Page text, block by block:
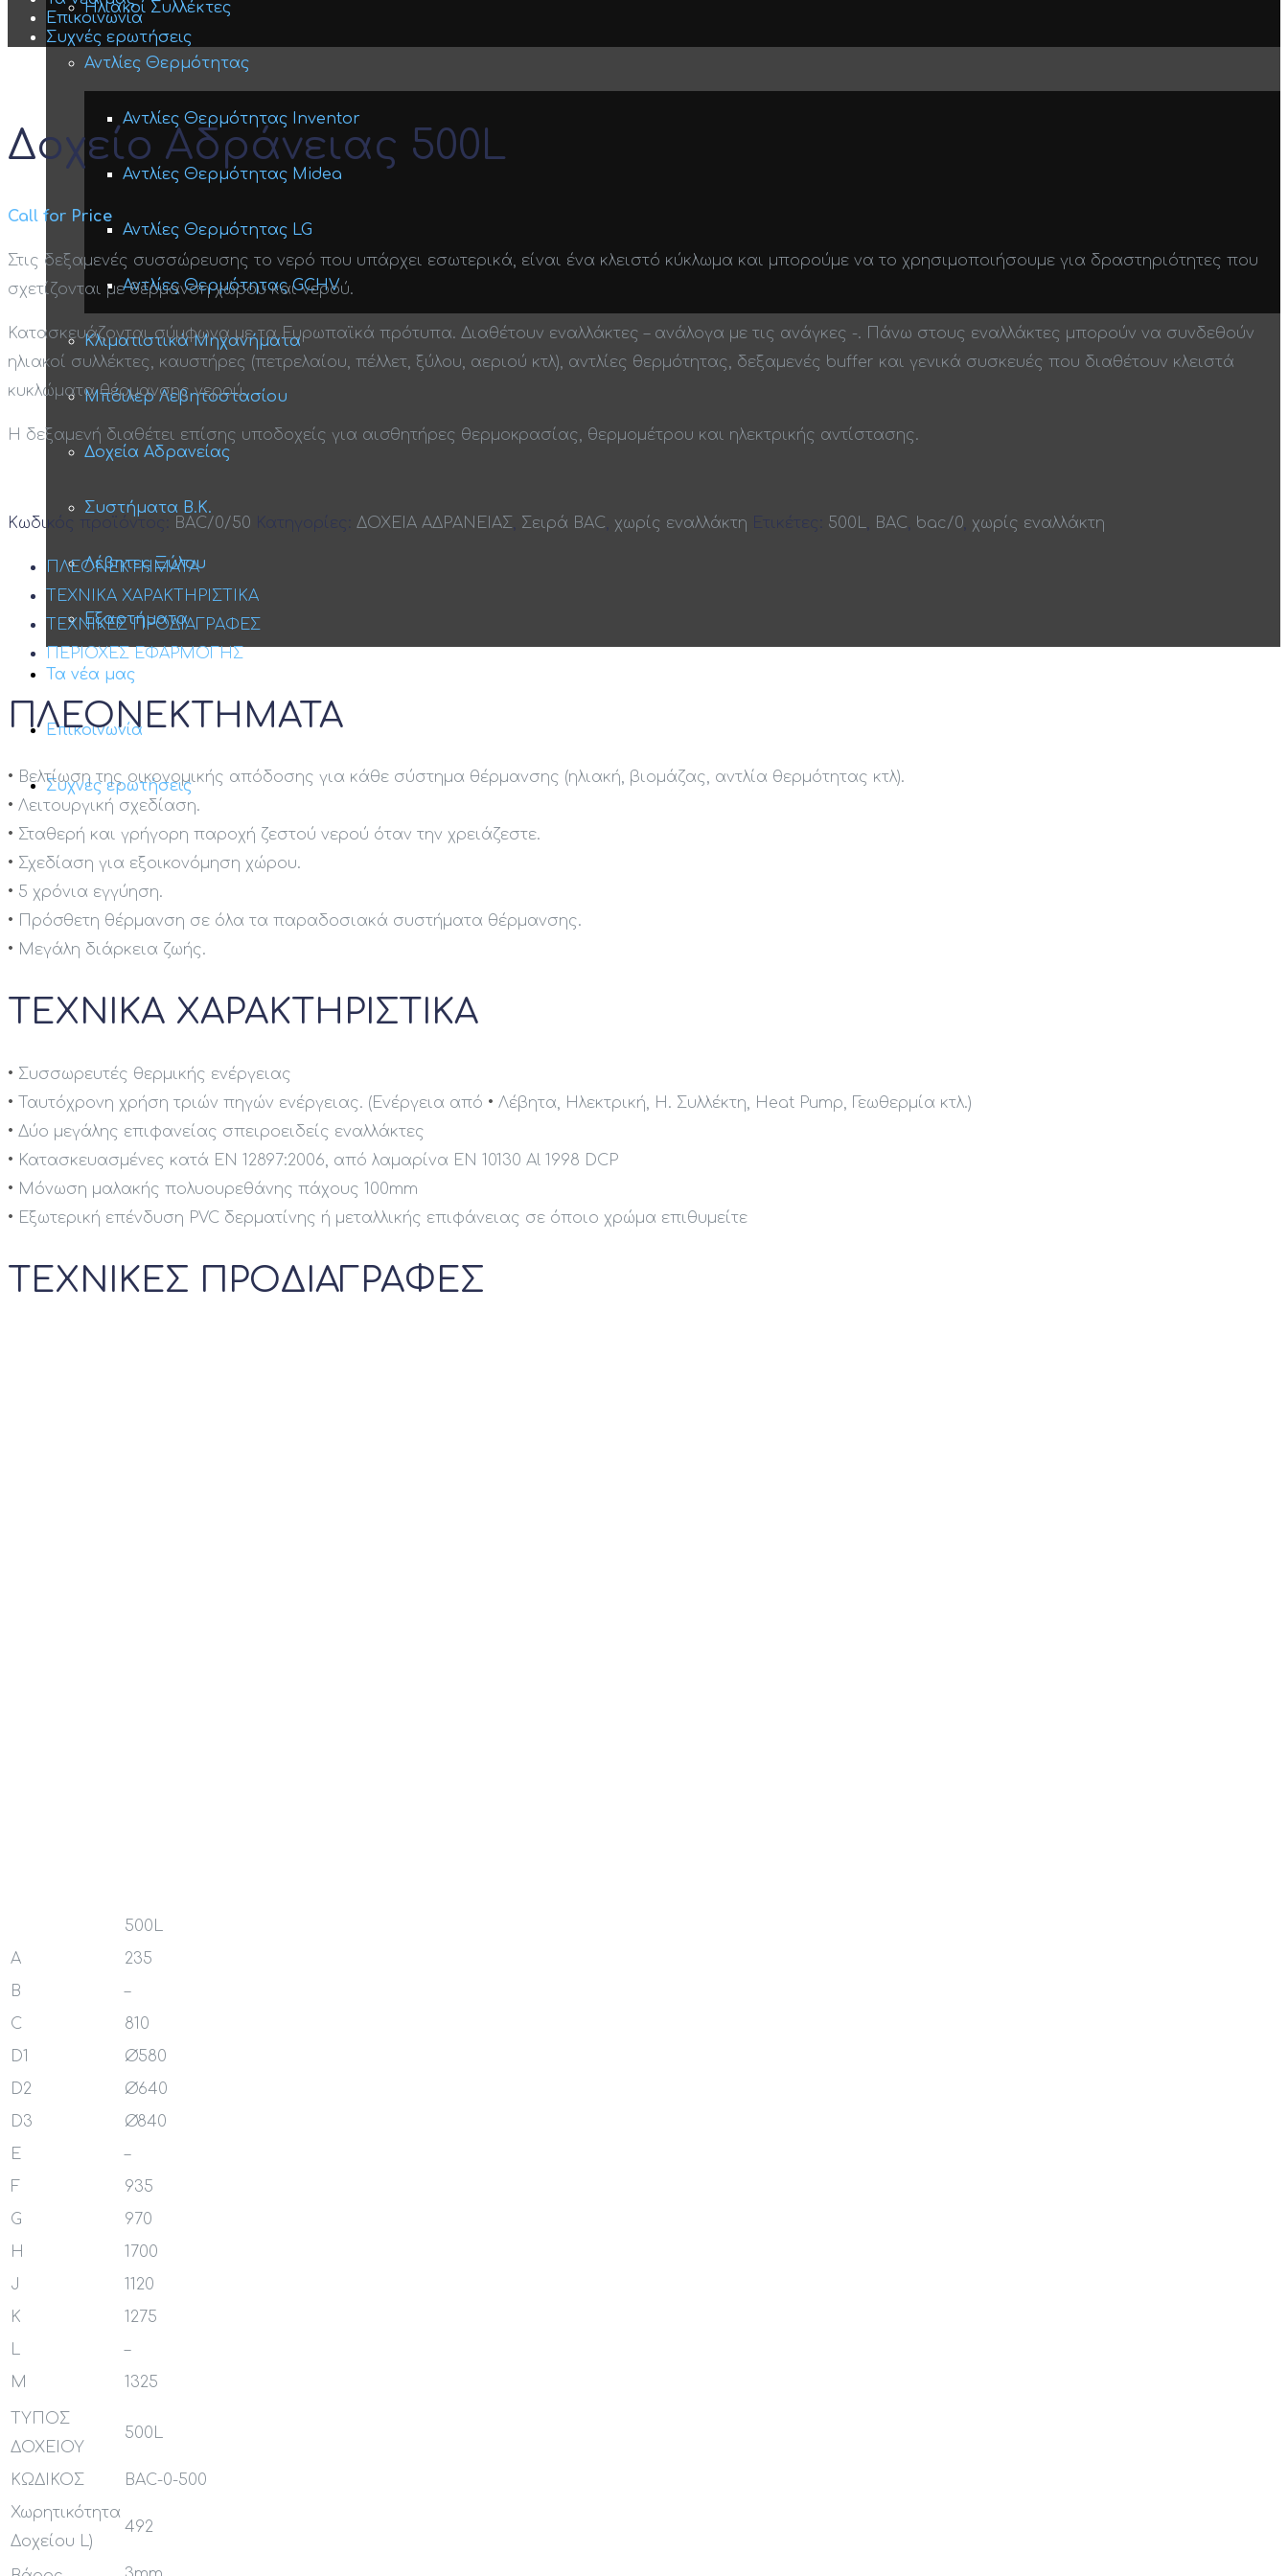
Ηλιακοί Συλλέκτες
Αντλίες Θερμότητας
Αντλίες Θερμότητας Inventor
Αντλίες Θερμότητας Midea
Αντλίες Θερμότητας LG
Αντλίες Θερμότητας GCHV
Κλιματιστικά Μηχανήματα
Μπόιλερ Λεβητοστασίου
Δοχεία Αδρανείας
Συστήματα Β.Κ.
Λέβητες Ξύλου
Εξαρτήματα
Τα νέα μας
Επικοινωνία
Συχνές ερωτήσεις
Επικοινωνία
Συχνές ερωτήσεις
Δοχείο Αδράνειας 500L
Call for Price
Στις δεξαμενές συσσώρευσης το νερό που υπάρχει εσωτερικά, είναι ένα κλειστό κύκλωμα και μπορούμε να το χρησιμοποιήσουμε για δραστηριότητες που
σχετίζονται με θέρμανση χώρου και νερού.
Κατασκευάζονται σύμφωνα με τα Ευρωπαϊκά πρότυπα. Διαθέτουν εναλλάκτες – ανάλογα με τις ανάγκες -. Πάνω στους εναλλάκτες μπορούν να συνδεθούν
ηλιακοί συλλέκτες, καυστήρες (πετρελαίου, πέλλετ, ξύλου, αεριού κτλ), αντλίες θερμότητας, δεξαμενές buffer και γενικά συσκευές που διαθέτουν κλειστά
κυκλώματα θέρμανσης νερού.
H δεξαμενή διαθέτει επίσης υποδοχείς για αισθητήρες θερμοκρασίας, θερμομέτρου και ηλεκτρικής αντίστασης.
Κωδικός προϊόντος: BAC/0/50 Κατηγορίες: ΔΟΧΕΙΑ ΑΔΡΑΝΕΙΑΣ Σειρά BAC χωρίς εναλλάκτη Ετικέτες: 500L BAC bac/0 χωρίς εναλλάκτη
ΠΛΕΟΝΕΚΤΗΜΑΤΑ
ΤΕΧΝΙΚΑ ΧΑΡΑΚΤΗΡΙΣΤΙΚΑ
ΤΕΧΝΙΚΕΣ ΠΡΟΔΙΑΓΡΑΦΕΣ
ΠΕΡΙΟΧΕΣ ΕΦΑΡΜΟΓΗΣ
ΠΛΕΟΝΕΚΤΗΜΑΤΑ
• Βελτίωση της οικονομικής απόδοσης για κάθε σύστημα θέρμανσης (ηλιακή, βιομάζας, αντλία θερμότητας κτλ).
• Λειτουργική σχεδίαση.
• Σταθερή και γρήγορη παροχή ζεστού νερού όταν την χρειάζεστε.
• Σχεδίαση για εξοικονόμηση χώρου.
• 5 χρόνια εγγύηση.
•
Πρόσθετη θέρμανση σε όλα τα παραδοσιακά συστήματα θέρμανσης.
• Μεγάλη διάρκεια ζωής.
ΤΕΧΝΙΚΑ ΧΑΡΑΚΤΗΡΙΣΤΙΚΑ
• Συσσωρευτές θερμικής ενέργειας
•
Ταυτόχρονη χρήση τριών πηγών ενέργειας. (Ενέργεια από • Λέβητα, Ηλεκτρική, Η. Συλλέκτη, Heat Pump, Γεωθερμία κτλ.)
• Δύο μεγάλης επιφανείας σπειροειδείς εναλλάκτες
• Κατασκευασμένες κατά EN 12897:2006, από λαμαρίνα EN 10130 Al 1998 DCP
• Μόνωση μαλακής πολυουρεθάνης πάχους 100mm
• Εξωτερική επένδυση PVC δερματίνης ή μεταλλικής επιφάνειας σε όποιο χρώμα επιθυμείτε
ΤΕΧΝΙΚΕΣ ΠΡΟΔΙΑΓΡΑΦΕΣ
500L
A
235
B
–
C
810
D1
Ø580
D2
Ø640
D3
Ø840
E
–
F
935
G
970
H
1700
J
1120
K
1275
L
–
M
1325
ΤΥΠΟΣ
ΔΟΧΕΙΟΥ
500L
ΚΩΔΙΚΟΣ
BAC-0-500
Χωρητικότητα
Δοχείου L)
492